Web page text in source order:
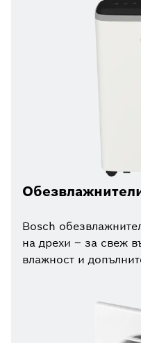
Bosch
на дрехи – за свеж
влажност и